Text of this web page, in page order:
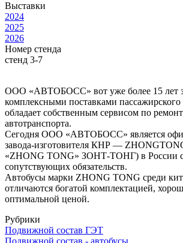
Выставки
2024
2025
2026
Номер стенда
стенд 3-7
ООО «АВТОБОСС» вот уже более 15 лет
комплексными поставками пассажирского
обладает собственным сервисом по
автотранспорта.
Сегодня ООО «АВТОБОСС» является
завода-изготовителя КНР —
«ZHONG TONG» ЗОНТ-ТОНГ) в России
сопутствующих обязательств.
Автобусы марки ZHONG TONG среди
отличаются богатой комплектацией,
оптимальной ценой.
Рубрики
Подвижной состав ГЭТ